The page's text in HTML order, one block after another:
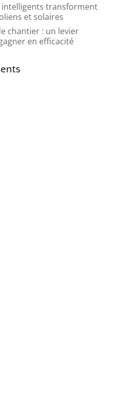
intelligents transforment
et solaires
chantier : un levier
en efficacité